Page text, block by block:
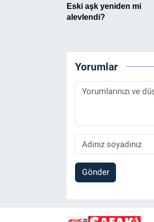
Yorumlar
Gönder